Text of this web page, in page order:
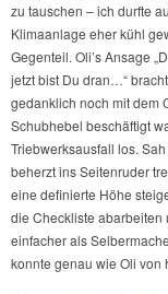
zu tauschen – ich durfte
Klimaanlage eher kühl
Gegenteil. Oli’s Ansage
jetzt bist Du dran…“
gedanklich noch mit dem
Schubhebel beschäftigt
Triebwerksausfall los.
beherzt ins Seitenruder
eine definierte Höhe
die Checkliste abarbeiten
einfacher als
konnte genau wie Oli von